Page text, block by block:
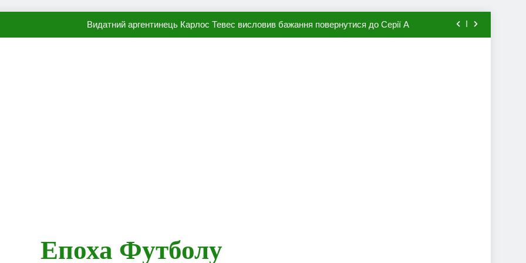
Видатний аргентинець Карлос Тевес висловив бажання повернутися до Серії А
Епоха Футболу